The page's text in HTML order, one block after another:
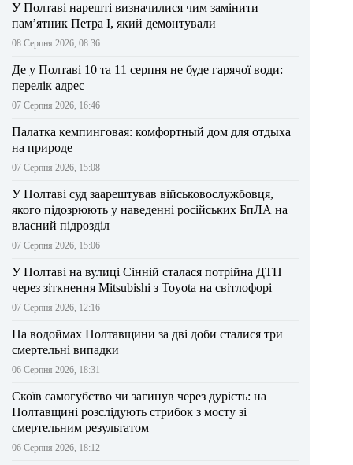
У Полтаві нарешті визначилися чим замінити
пам’ятник Петра І, який демонтували
08 Серпня 2026, 08:36
Де у Полтаві 10 та 11 серпня не буде гарячої води:
перелік адрес
07 Серпня 2026, 16:46
Палатка кемпинговая: комфортный дом для отдыха
на природе
07 Серпня 2026, 15:08
У Полтаві суд заарештував військовослужбовця,
якого підозрюють у наведенні російських БпЛА на
власний підрозділ
07 Серпня 2026, 15:06
У Полтаві на вулиці Сінній сталася потрійна ДТП
через зіткнення Mitsubishi з Toyota на світлофорі
07 Серпня 2026, 12:16
На водоймах Полтавщини за дві доби сталися три
смертельні випадки
06 Серпня 2026, 18:31
Скоїв самогубство чи загинув через дурість: на
Полтавщині розслідують стрибок з мосту зі
смертельним результатом
06 Серпня 2026, 18:12